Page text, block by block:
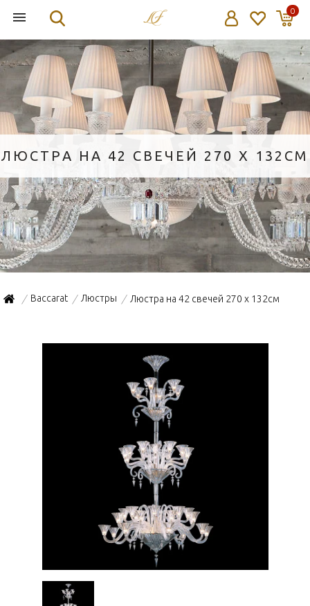
0
ЛЮСТРА НА 42 СВЕЧЕЙ 270 X 132СМ
/ Baccarat / Люстры / Люстра на 42 свечей 270 x 132см